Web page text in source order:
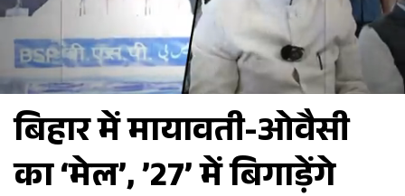
बिहार में मायावती-ओवैसी
का ‘मेल’, ’27’ में बिगाड़ेंगे